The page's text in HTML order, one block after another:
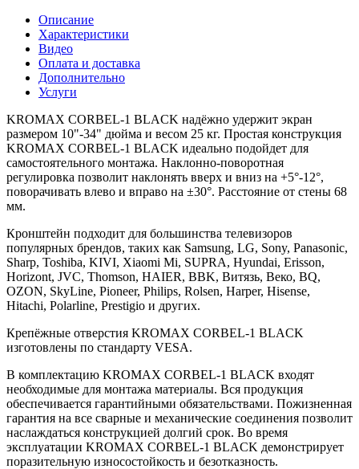
Описание
Характеристики
Видео
Оплата и доставка
Дополнительно
Услуги
KROMAX CORBEL-1 BLACK надёжно удержит экран
размером 10"-34" дюйма и весом 25 кг. Простая конструкция
KROMAX CORBEL-1 BLACK идеально подойдет для
самостоятельного монтажа. Наклонно-поворотная
регулировка позволит наклонять вверх и вниз на +5°-12°,
поворачивать влево и вправо на ±30°. Расстояние от стены 68
мм.
Кронштейн подходит для большинства телевизоров
популярных брендов, таких как Samsung, LG, Sony, Panasonic,
Sharp, Toshiba, KIVI, Xiaomi Mi, SUPRA, Hyundai, Erisson,
Horizont, JVC, Thomson, HAIER, BBK, Витязь, Веко, BQ,
OZON, SkyLine, Pioneer, Philips, Rolsen, Harper, Hisense,
Hitachi, Polarline, Prestigio и других.
Крепёжные отверстия KROMAX CORBEL-1 BLACK
изготовлены по стандарту VESA.
В комплектацию KROMAX CORBEL-1 BLACK входят
необходимые для монтажа материалы. Вся продукция
обеспечивается гарантийными обязательствами. Пожизненная
гарантия на все сварные и механические соединения позволит
наслаждаться конструкцией долгий срок. Во время
эксплуатации KROMAX CORBEL-1 BLACK демонстрирует
поразительную износостойкость и безотказность.